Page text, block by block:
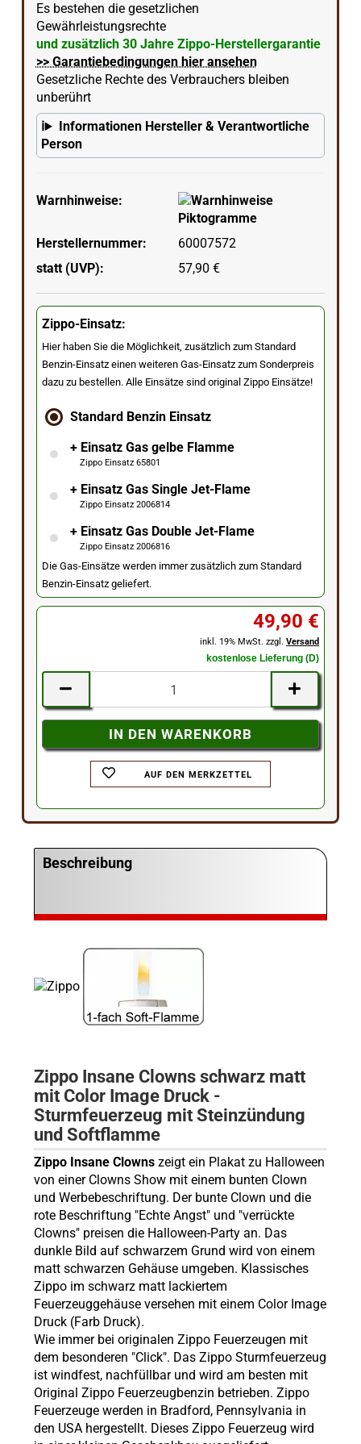
Es bestehen die gesetzlichen
Gewährleistungsrechte
und zusätzlich 30 Jahre Zippo-Herstellergarantie
>> Garantiebedingungen hier ansehen
Gesetzliche Rechte des Verbrauchers bleiben
unberührt
Informationen Hersteller & Verantwortliche
Person
Warnhinweise:
Herstellernummer:
60007572
statt (UVP):
57,90 €
Zippo-Einsatz:
Hier haben Sie die Möglichkeit, zusätzlich zum Standard
Benzin-Einsatz einen weiteren Gas-Einsatz zum Sonderpreis
dazu zu bestellen. Alle Einsätze sind original Zippo Einsätze!
Standard Benzin Einsatz
+ Einsatz Gas gelbe Flamme
Zippo Einsatz 65801
+ Einsatz Gas Single Jet-Flame
Zippo Einsatz 2006814
+ Einsatz Gas Double Jet-Flame
Zippo Einsatz 2006816
Die Gas-Einsätze werden immer zusätzlich zum Standard
Benzin-Einsatz geliefert.
49,90 €
inkl. 19% MwSt. zzgl.Versand
kostenlose Lieferung (D)
AUF DEN MERKZETTEL
Beschreibung
Zippo Insane Clowns schwarz matt
mit Color Image Druck -
Sturmfeuerzeug mit Steinzündung
und Softflamme
Zippo Insane Clownszeigt ein Plakat zu Halloween
von einer Clowns Show mit einem bunten Clown
und Werbebeschriftung. Der bunte Clown und die
rote Beschriftung "Echte Angst" und "verrückte
Clowns" preisen die Halloween-Party an. Das
dunkle Bild auf schwarzem Grund wird von einem
matt schwarzen Gehäuse umgeben. Klassisches
Zippo im schwarz matt lackiertem
Feuerzeuggehäuse versehen mit einem Color Image
Druck (Farb Druck).
Wie immer bei originalen Zippo Feuerzeugen mit
dem besonderen "Click". Das Zippo Sturmfeuerzeug
ist windfest, nachfüllbar und wird am besten mit
Original Zippo Feuerzeugbenzin betrieben. Zippo
Feuerzeuge werden in Bradford, Pennsylvania in
den USA hergestellt. Dieses Zippo Feuerzeug wird